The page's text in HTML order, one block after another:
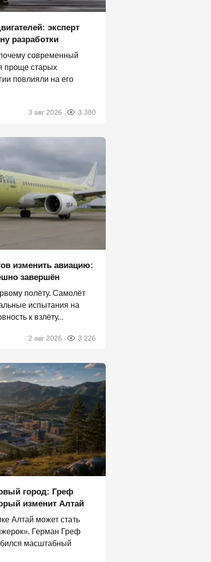
эксперт
разработки
современный
проще старых
повлияли на его
3 авг 2026 3 380
изменить авиацию:
завершён
полёту. Самолёт
испытания на
к взлёту...
2 авг 2026 3 226
город: Греф
изменит Алтай
Алтай может стать
Герман Греф
масштабный